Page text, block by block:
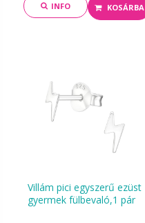
INFO KOSÁRBA
Villám pici egyszerű ezüst
gyermek fülbevaló,1 pár